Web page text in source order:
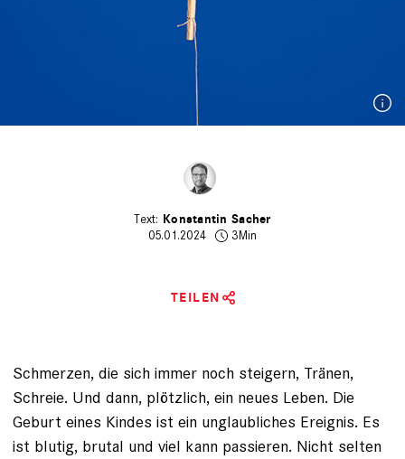
Konstantin Sacher
05.01.2024
3Min
TEILEN
Schmerzen, die sich immer noch steigern, Tränen,
Schreie. Und dann, plötzlich, ein neues Leben. Die
Geburt eines Kindes ist ein unglaubliches Ereignis. Es
ist blutig, brutal und viel kann passieren. Nicht selten